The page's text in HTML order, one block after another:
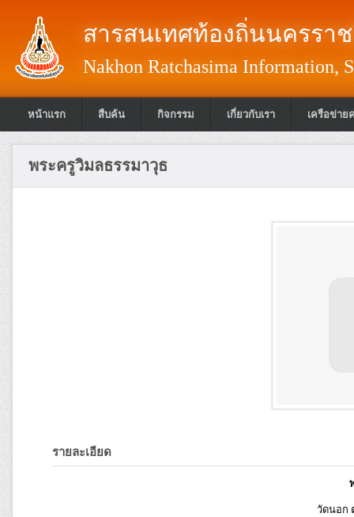
สารสนเทศท้องถิ่นนครรา
Nakhon Ratchasima Information,
หน้าแรก สืบค้น กิจกรรม เกี่ยวกับเรา เครือข่าย
พระครูวิมลธรรมาวุธ
รายละเอียด
วัดนอก